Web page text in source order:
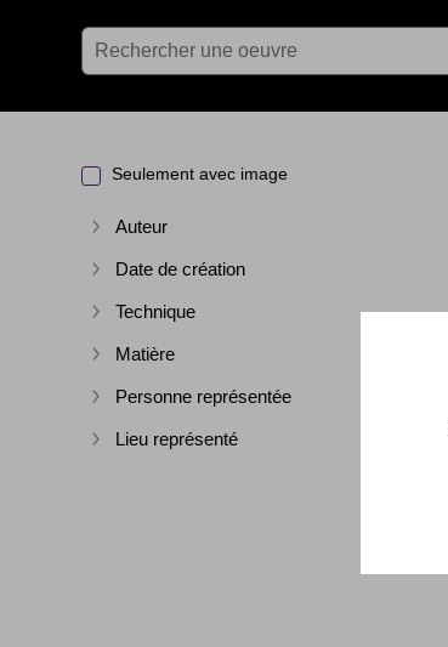
Seulement avec image
Afficher plus
Auteur
Afficher plus
Date de création
Afficher plus
Technique
Afficher plus
Matière
Afficher plus
Personne représentée
Afficher plus
Lieu représenté